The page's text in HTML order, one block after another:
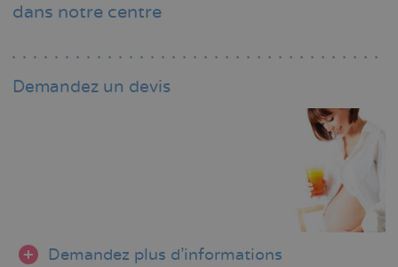
dans notre centre
Demandez un devis
Demandez plus d'informations